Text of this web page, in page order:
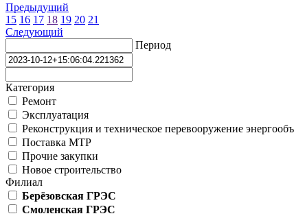
Предыдущий
15 16 17 18 19 20 21
Следующий
Период
Категория
Ремонт
Эксплуатация
Реконструкция и техническое перевооружение
Поставка МТР
Прочие закупки
Новое строительство
Филиал
Берёзовская ГРЭС
Смоленская ГРЭС